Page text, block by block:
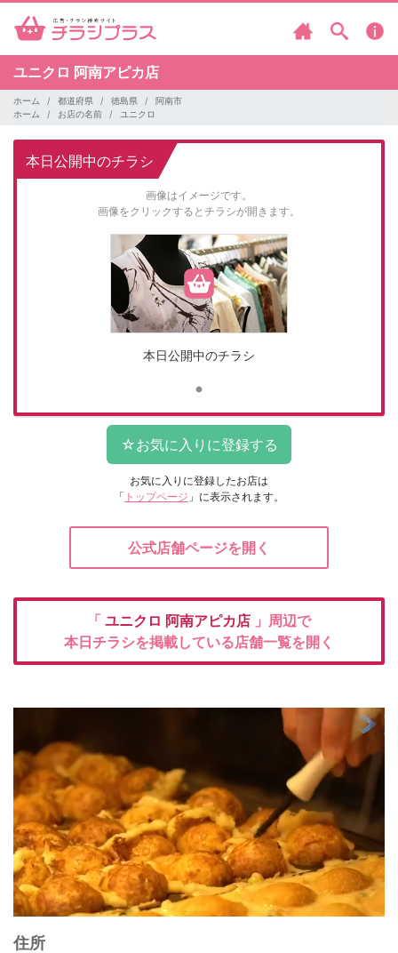
ユニクロ 阿南アピカ店
ホーム 都道府県 徳島県
阿南市
ホーム
お店の名前 ユニクロ
本日公開中のチラシ
画像はイメージです。
画像をクリックするとチラシが開きます。
本日公開中のチラシ
お気に入りに登録したお店は
「 トップページ 」に表示されます。
公式店舗ページを開く
「 ユニクロ 阿南アピカ店 」周辺で
本日チラシを掲載している店舗一覧を開く
住所